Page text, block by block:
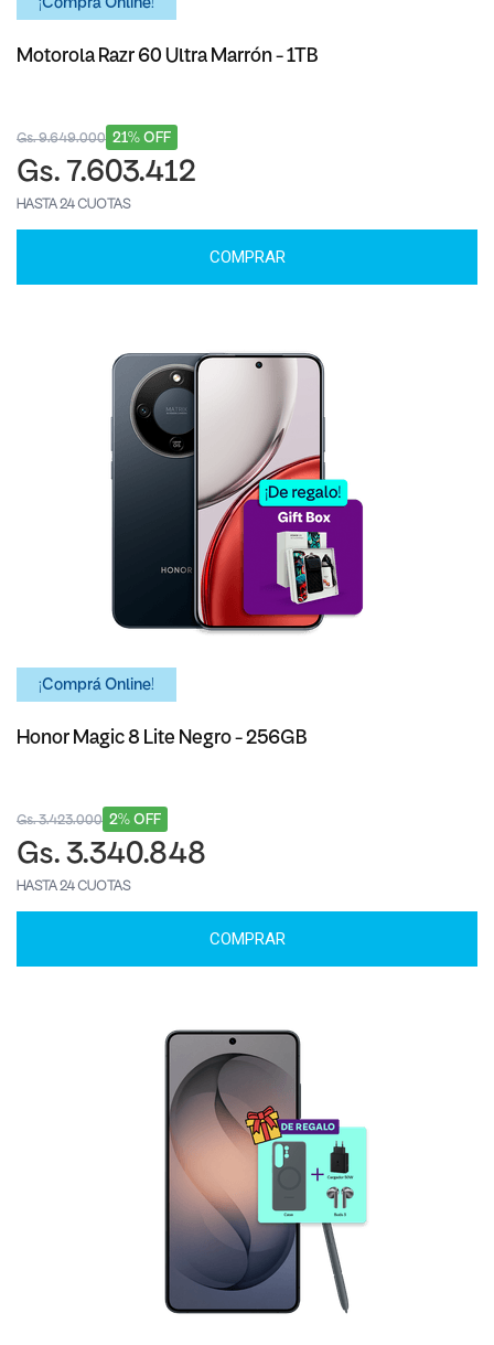
¡Comprá Online!
Motorola Razr 60 Ultra Marrón - 1TB
21% OFF
Gs. 9.649.000
Gs. 7.603.412
HASTA 24 CUOTAS
COMPRAR
¡Comprá Online!
Honor Magic 8 Lite Negro - 256GB
2% OFF
Gs. 3.423.000
Gs. 3.340.848
HASTA 24 CUOTAS
COMPRAR